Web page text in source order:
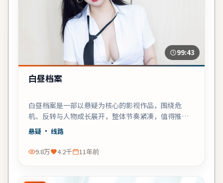
99:43
白昼档案
白昼档案是一部以悬疑为核心的影视作品，围绕危
机、反转与人物成长展开，整体节奏紧凑，值得推荐
观看。
悬疑 · 线路
9.8万 4.2千 11年前